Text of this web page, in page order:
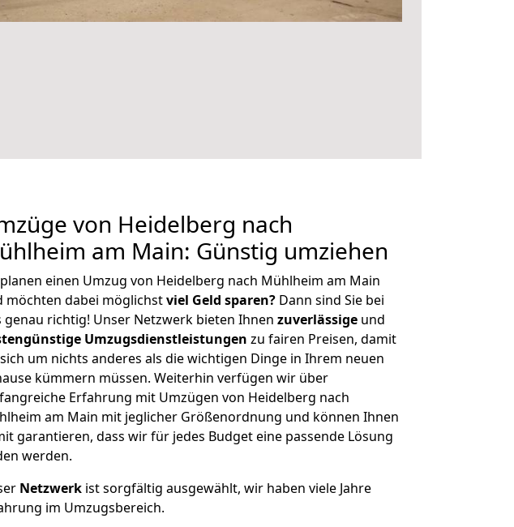
von Heidelberg nach
am Main: Günstig umziehen
einen Umzug von Heidelberg nach Mühlheim am Main
möchten dabei möglichstviel Geld sparen? Dann sind Sie bei
genau richtig! Unser Netzwerk bieten Ihnen zuverlässige und
Umzugsdienstleistungen zu fairen Preisen, damit
um nichts anderes als die wichtigen Dinge in Ihrem neuen
kümmern müssen. Weiterhin verfügen wir über
Erfahrung mit Umzügen von Heidelberg nach
am Main mit jeglicher Größenordnung und können Ihnen
garantieren, dass wir für jedes Budget eine passende Lösung
werden.
Netzwerk ist sorgfältig ausgewählt, wir haben viele Jahre
im Umzugsbereich.